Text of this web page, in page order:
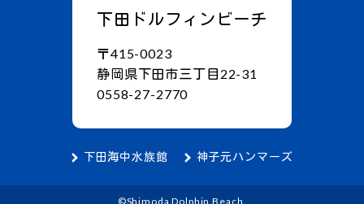
下田ドルフィンビーチ
〒415-0023
静岡県下田市三丁目22-31
0558-27-2770
下田海中水族館 神子元ハンマーズ
©Shimoda Dolphin Beach.